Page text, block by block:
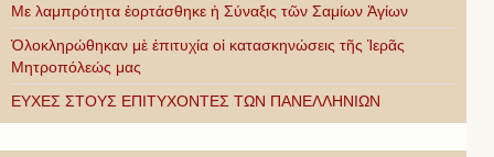
Με λαμπρότητα ἑορτάσθηκε ἡ Σύναξις τῶν Σαμίων Ἁγίων
Ὁλοκληρώθηκαν μὲ ἐπιτυχία οἱ κατασκηνώσεις τῆς Ἱερᾶς
Μητροπόλεώς μας
ΕΥΧΕΣ ΣΤΟΥΣ ΕΠΙΤΥΧΟΝΤΕΣ ΤΩΝ ΠΑΝΕΛΛΗΝΙΩΝ